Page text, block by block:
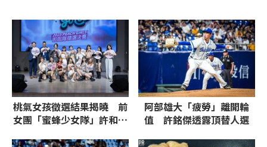
桃氣女孩徵選結果揭曉 前
女團「蜜蜂少女隊」許和琪
阿部雄大「疲勞」離開輪
值 許銘傑透露頂替人選
PR